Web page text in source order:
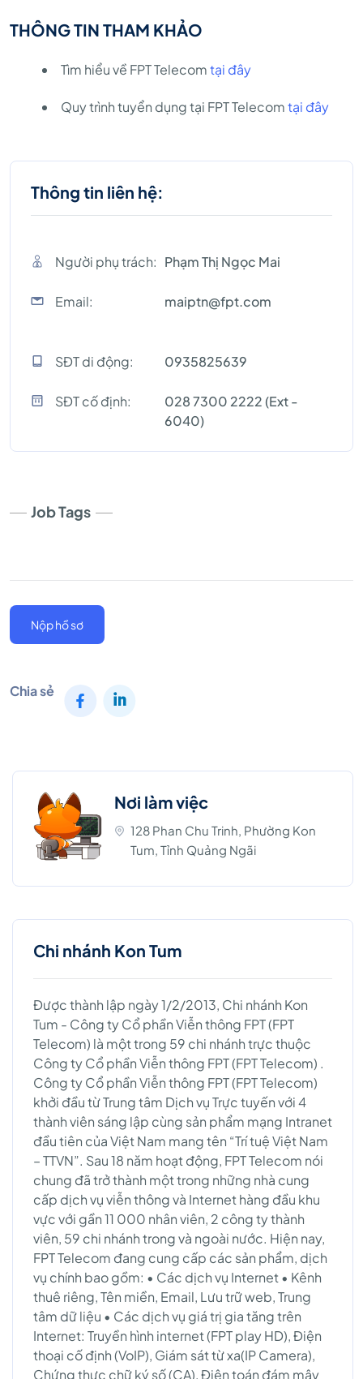
THÔNG TIN THAM KHẢO
Tìm hiểu về FPT Telecomtại đây
Quy trình tuyển dụng tại FPT Telecomtại đây
Thông tin liên hệ:
Người phụ trách: Phạm Thị Ngọc Mai
Email: maiptn@fpt.com
SĐT di động: 0935825639
SĐT cố định:
028 7300 2222 (Ext -
6040)
Job Tags
Nộp hồ sơ
Chia sẻ
Nơi làm việc
128 Phan Chu Trinh, Phường Kon
Tum, Tỉnh Quảng Ngãi
Chi nhánh Kon Tum
Được thành lập ngày 1/2/2013, Chi nhánh Kon
Tum - Công ty Cổ phần Viễn thông FPT (FPT
Telecom) là một trong 59 chi nhánh trực thuộc
Công ty Cổ phần Viễn thông FPT (FPT Telecom) .
Công ty Cổ phần Viễn thông FPT (FPT Telecom)
khởi đầu từ Trung tâm Dịch vụ Trực tuyến với 4
thành viên sáng lập cùng sản phẩm mạng Intranet
đầu tiên của Việt Nam mang tên “Trí tuệ Việt Nam
– TTVN”. Sau 18 năm hoạt động, FPT Telecom nói
chung đã trở thành một trong những nhà cung
cấp dịch vụ viễn thông và Internet hàng đầu khu
vực với gần 11 000 nhân viên, 2 công ty thành
viên, 59 chi nhánh trong và ngoài nước. Hiện nay,
FPT Telecom đang cung cấp các sản phẩm, dịch
vụ chính bao gồm: • Các dịch vụ Internet • Kênh
thuê riêng, Tên miền, Email, Lưu trữ web, Trung
tâm dữ liệu • Các dịch vụ giá trị gia tăng trên
Internet: Truyền hình internet (FPT play HD), Điện
thoại cố định (VoIP), Giám sát từ xa(IP Camera),
Chứng thực chữ ký số (CA), Điện toán đám mây